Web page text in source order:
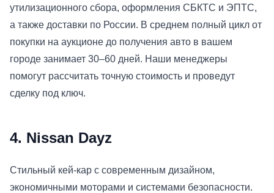
утилизационного сбора, оформления СБКТС и ЭПТС,
а также доставки по России. В среднем полный цикл от
покупки на аукционе до получения авто в вашем
городе занимает 30–60 дней. Наши менеджеры
помогут рассчитать точную стоимость и проведут
сделку под ключ.
4. Nissan Dayz
Стильный кей-кар с современным дизайном,
экономичными моторами и системами безопасности.